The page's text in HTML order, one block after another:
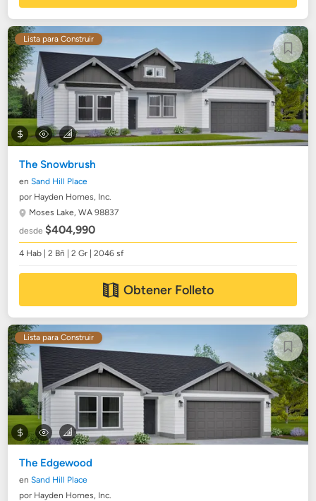
Lista para Construir
The Snowbrush
enSand Hill Place
por Hayden Homes, Inc.
Moses Lake, WA 98837
desde$404,990
4 Hab | 2 Bñ | 2 Gr | 2046 sf
Obtener Folleto
Lista para Construir
The Edgewood
enSand Hill Place
por Hayden Homes, Inc.